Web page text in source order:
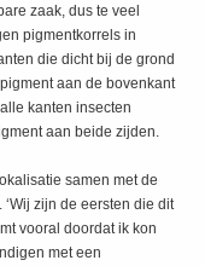
zaak, dus te veel
pigmentkorrels in
die dicht bij de grond
aan de bovenkant
kanten insecten
aan beide zijden.
samen met de
zijn de eersten die dit
vooral doordat ik kon
met een